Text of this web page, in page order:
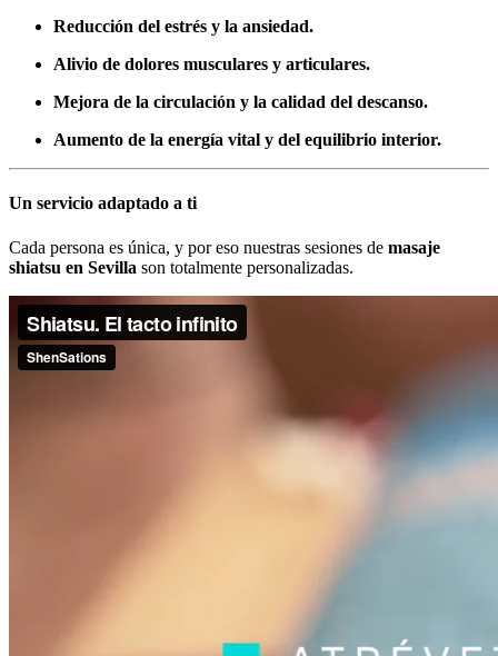
Reducción del estrés y la ansiedad.
Alivio de dolores musculares y articulares.
Mejora de la circulación y la calidad del descanso.
Aumento de la energía vital y del equilibrio interior.
Un servicio adaptado a ti
Cada persona es única, y por eso nuestras sesiones de masaje
shiatsu en Sevilla son totalmente personalizadas.